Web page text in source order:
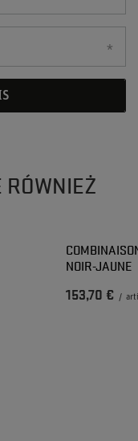
NOIR-JAUNE
153,70 € /